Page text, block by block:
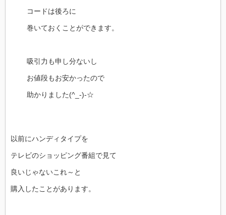
コードは後ろに
巻いておくことができます。
吸引力も申し分ないし
お値段もお安かったので
助かりました(^_-)-☆
以前にハンディタイプを
テレビのショッピング番組で見て
良いじゃないこれ～と
購入したことがあります。